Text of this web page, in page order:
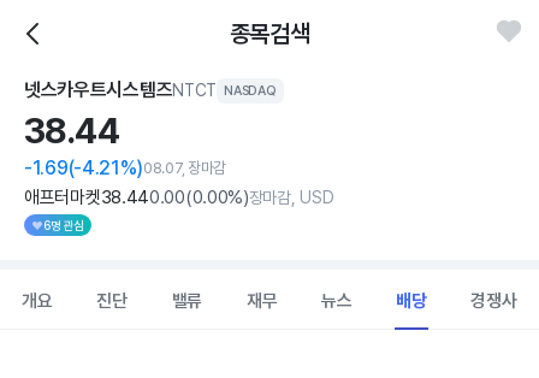
종목검색
넷스카우트시스템즈NTCT NASDAQ
38.44
-1.69(-4.21%)08.07, 장마감
애프터마켓38.440.00(0.00%)장마감, USD
6명 관심
개요 진단 밸류 재무 뉴스 배당 경쟁사